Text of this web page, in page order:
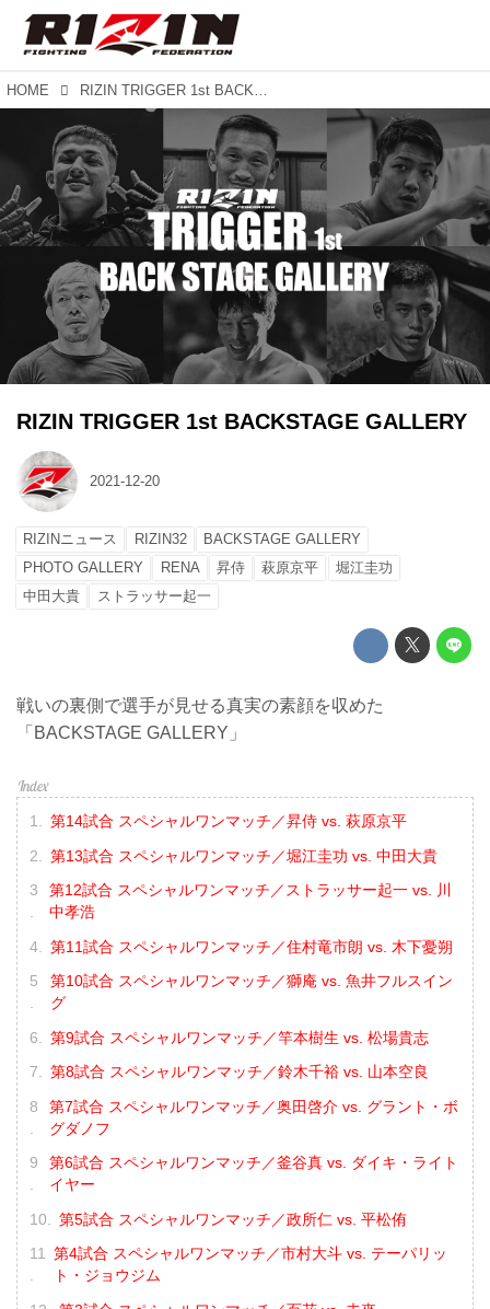
HOME RIZIN TRIGGER 1st BACKSTAGE GALLERY
RIZIN TRIGGER 1st BACKSTAGE GALLERY
2021-12-20
RIZINニュース RIZIN32
BACKSTAGE GALLERY
PHOTO GALLERY
RENA 昇侍 萩原京平
堀江圭功
中田大貴
ストラッサー起一
戦いの裏側で選手が見せる真実の素顔を収めた
「BACKSTAGE GALLERY」
第14試合 スペシャルワンマッチ／昇侍 vs. 萩原京平
第13試合 スペシャルワンマッチ／堀江圭功 vs. 中田大貴
第12試合 スペシャルワンマッチ／ストラッサー起一 vs. 川
中孝浩
第11試合 スペシャルワンマッチ／住村竜市朗 vs. 木下憂朔
第10試合 スペシャルワンマッチ／獅庵 vs. 魚井フルスイン
グ
第9試合 スペシャルワンマッチ／竿本樹生 vs. 松場貴志
第8試合 スペシャルワンマッチ／鈴木千裕 vs. 山本空良
第7試合 スペシャルワンマッチ／奥田啓介 vs. グラント・ボ
グダノフ
第6試合 スペシャルワンマッチ／釜谷真 vs. ダイキ・ライト
イヤー
第5試合 スペシャルワンマッチ／政所仁 vs. 平松侑
第4試合 スペシャルワンマッチ／市村大斗 vs. テーパリッ
ト・ジョウジム